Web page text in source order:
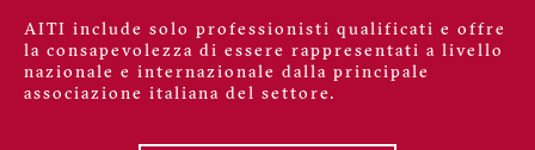
AITI include solo professionisti qualificati e offre
la consapevolezza di essere rappresentati a livello
nazionale e internazionale dalla principale
associazione italiana del settore.